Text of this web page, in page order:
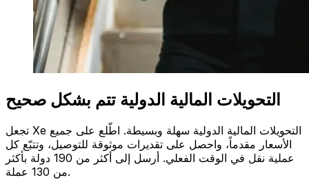
التحويلات المالية الدولية تتم بشكل صحيح
تجعل Xe التحويلات المالية الدولية سهلة وبسيطة. اطّلع على جميع
الأسعار مقدماً، واحصل على تقديرات موثوقة للتوصيل، وتتبّع كل
عملية نقل في الوقت الفعلي. أرسل إلى أكثر من 190 دولة بأكثر
من 130 عملة.